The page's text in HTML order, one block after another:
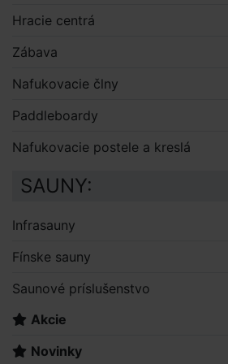
Hracie centrá
Zábava
Nafukovacie člny
Paddleboardy
Nafukovacie postele a kreslá
SAUNY:
Infrasauny
Fínske sauny
Saunové príslušenstvo
Akcie
Novinky